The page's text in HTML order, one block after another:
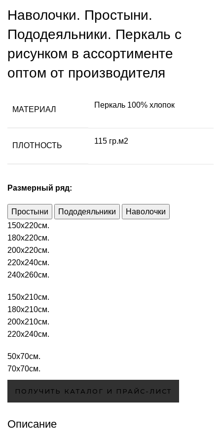
Наволочки. Простыни.
Пододеяльники. Перкаль с
рисунком в ассортименте
оптом от производителя
МАТЕРИАЛ
Перкаль 100% хлопок
ПЛОТНОСТЬ
115 гр.м2
Размерный ряд:
Простыни Пододеяльники
Наволочки
150х220см.
180х220см.
200х220см.
220х240см.
240х260см.
150х210см.
180х210см.
200х210см.
220х240см.
50х70см.
70х70см.
ПОЛУЧИТЬ КАТАЛОГ И ПРАЙС-ЛИСТ
Описание